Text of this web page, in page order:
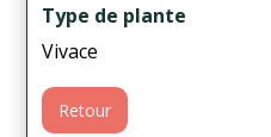
Type de plante
Vivace
Retour